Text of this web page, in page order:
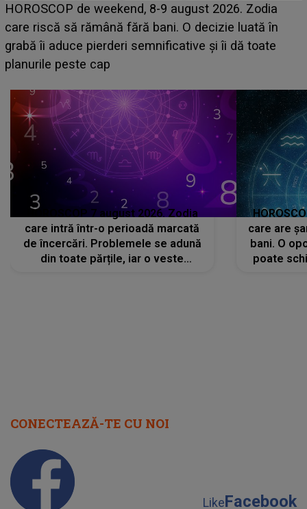
Emanuel a ținut ACEST DETALIU ASCUNS până
acum! În fața Alexandrei, concurentul din Casa Iubirii
face o MĂRTURISIRE NEAȘTEPTATĂ despre mama
sa: "I-am spus și ei în față, eu nu te iubesc pentru
HOROSCOP 7 august 2026. Zodia
care intră într-o perioadă marcată
de încercări. Problemele se adună
din toate părțile, iar o veste
care are
bani. O
poate
CONECTEAZĂ-TE CU NOI
LikeFacebook